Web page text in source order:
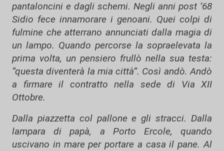
pantaloncini e dagli schemi. Negli anni post ’68
Sidio fece innamorare i genoani. Quei colpi di
fulmine che atterrano annunciati dalla magia di
un lampo. Quando percorse la sopraelevata la
prima volta, un pensiero frullò nella sua testa:
“questa diventerà la mia città”. Così andò. Andò
a firmare il contratto nella sede di Via XII
Ottobre.
Dalla piazzetta col pallone e gli stracci. Dalla
lampara di papà, a Porto Ercole, quando
uscivano in mare per portare a casa il pane. Al